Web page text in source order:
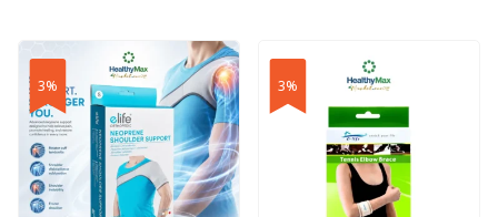
product
has
multiple
variants.
The
options
may
3% 3%